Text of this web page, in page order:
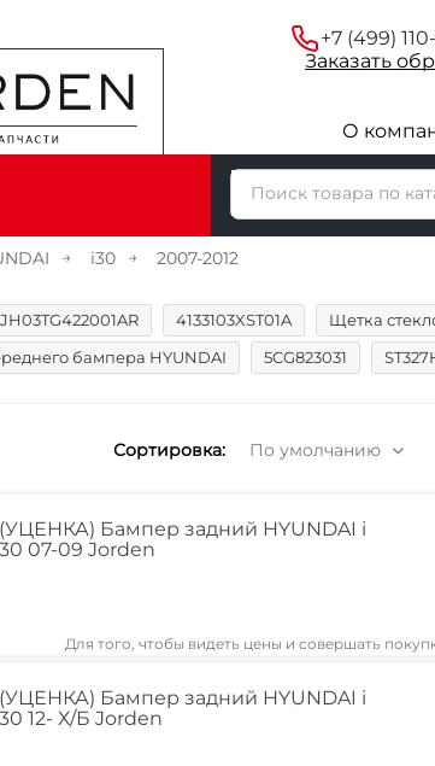
+7 (499)
Заказать
О
i30 2007-2012
JH03TG422001AR 4133103XST01A
Щетка
бампера HYUNDAI
5CG823031
По умолчанию
(УЦЕНКА) Бампер задний HYUNDAI i
30 07-09 Jorden
Для того, чтобы видеть цены и совершать
(УЦЕНКА) Бампер задний HYUNDAI i
30 12- Х/Б Jorden